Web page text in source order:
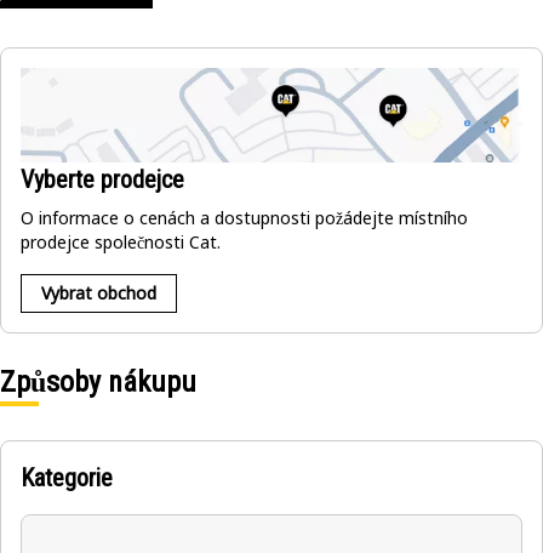
Vyberte prodejce
O informace o cenách a dostupnosti požádejte místního
prodejce společnosti Cat.
Vybrat obchod
Způsoby nákupu
Kategorie